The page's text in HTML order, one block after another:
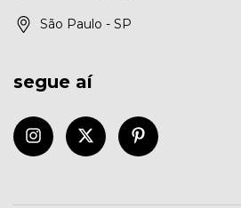
São Paulo - SP
segue aí